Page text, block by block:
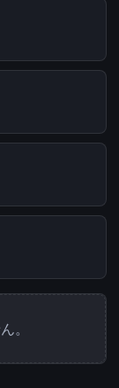
。